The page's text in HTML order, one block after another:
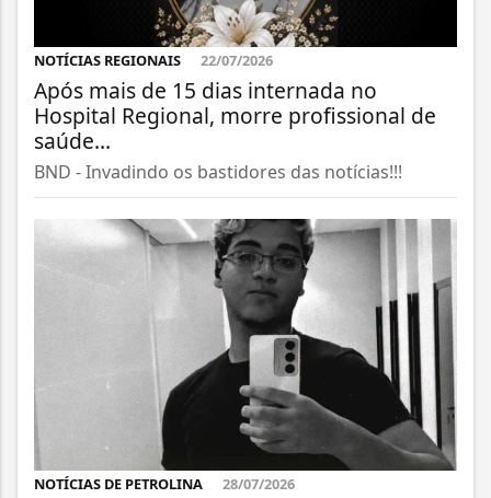
NOTÍCIAS REGIONAIS 22/07/2026
Após mais de 15 dias internada no
Hospital Regional, morre profissional de
saúde...
BND - Invadindo os bastidores das notícias!!!
NOTÍCIAS DE PETROLINA 28/07/2026